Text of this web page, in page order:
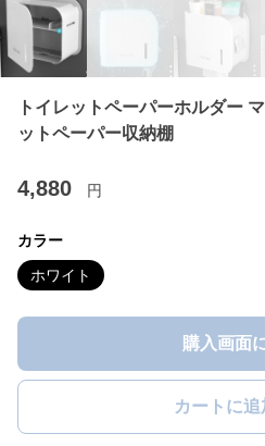
トイレットペーパーホルダー
ットペーパー収納棚
4,880 円
カラー
ホワイト
購入画面
カートに追